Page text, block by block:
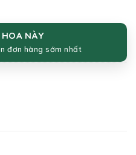
NÀY
đơn hàng sớm nhất